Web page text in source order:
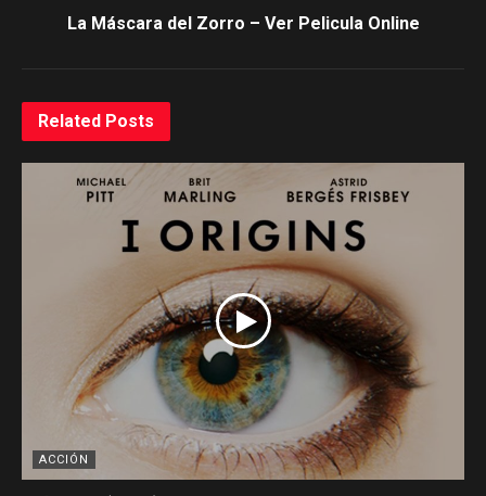
La Máscara del Zorro – Ver Pelicula Online
Related Posts
ACCIÓN